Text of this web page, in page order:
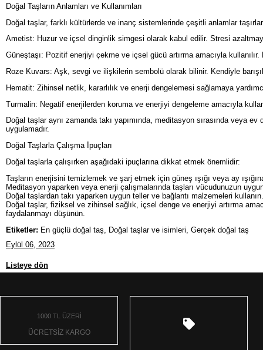
Doğal Taşların Anlamları ve Kullanımları
Doğal taşlar, farklı kültürlerde ve inanç sistemlerinde çeşitli anlamlar
Ametist: Huzur ve içsel dinginlik simgesi olarak kabul edilir. Stresi
Güneştaşı: Pozitif enerjiyi çekme ve içsel gücü artırma amacıyla
Roze Kuvars: Aşk, sevgi ve ilişkilerin sembolü olarak bilinir. Kendiyle
Hematit: Zihinsel netlik, kararlılık ve enerji dengelemesi sağlamaya
Turmalin: Negatif enerjilerden koruma ve enerjiyi dengeleme amacıyla
Doğal taşlar aynı zamanda takı yapımında, meditasyon sırasında veya
uygulamadır.
Doğal Taşlarla Çalışma İpuçları
Doğal taşlarla çalışırken aşağıdaki ipuçlarına dikkat etmek önemlidir:
Taşların enerjisini temizlemek ve şarj etmek için güneş ışığı veya ay
Meditasyon yaparken veya enerji çalışmalarında taşları vücudunuzun
Doğal taşlardan takı yaparken uygun teller ve bağlantı malzemeleri kullanın.
Doğal taşlar, fiziksel ve zihinsel sağlık, içsel denge ve enerjiyi artırma
faydalanmayı düşünün.
Etiketler: En güçlü doğal taş, Doğal taşlar ve isimleri, Gerçek doğal taş
Eylül 06, 2023
Listeye dön
1000 TL ÜZERİ
ÜCRETSİZ KARGO